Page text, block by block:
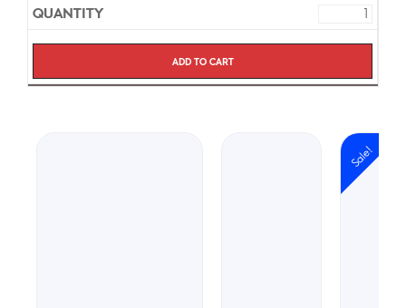
Add to cart
Sale!